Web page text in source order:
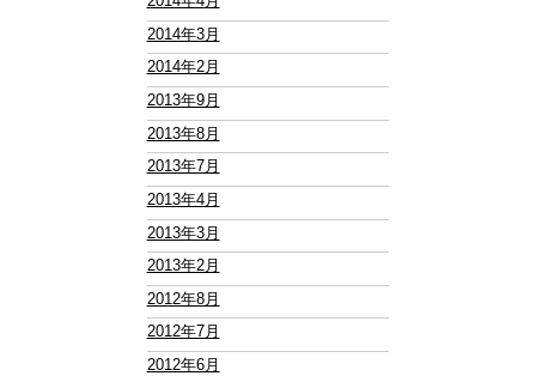
2014年3月
2014年2月
2013年9月
2013年8月
2013年7月
2013年4月
2013年3月
2013年2月
2012年8月
2012年7月
2012年6月